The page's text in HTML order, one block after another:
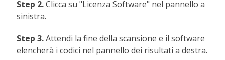
Step 2.Clicca su "Licenza Software" nel pannello a
sinistra.
Step 3.Attendi la fine della scansione e il software
elencherà i codici nel pannello dei risultati a destra.